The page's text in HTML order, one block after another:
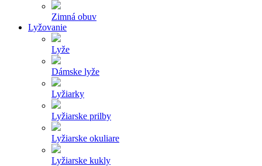
Zimná obuv
Lyžovanie
Lyže
Dámske lyže
Lyžiarky
Lyžiarske prilby
Lyžiarske okuliare
Lyžiarske kukly